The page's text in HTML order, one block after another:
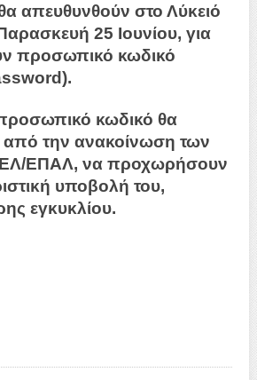
απευθυνθούν στο Λύκειό
25 Ιουνίου, για
προσωπικό κωδικό
κωδικό θα
την ανακοίνωση των
ΕΠΑΛ, να προχωρήσουν
υποβολή του,
εγκυκλίου.